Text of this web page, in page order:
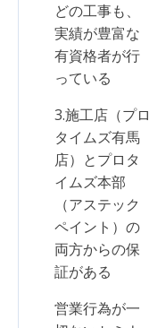
どの工事も、
実績が豊富な
有資格者が行
っている
3.施工店（プロ
タイムズ有馬
店）とプロタ
イムズ本部
（アステック
ペイント）の
両方からの保
証がある
営業行為が一